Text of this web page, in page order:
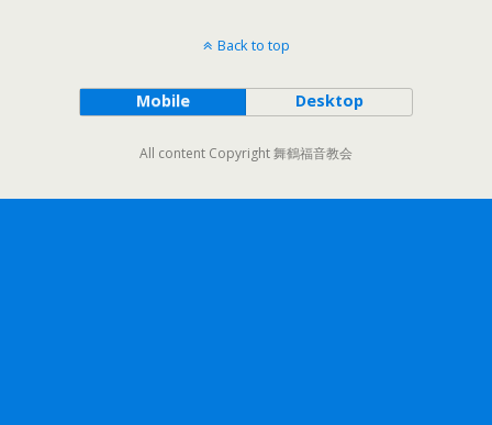
Back to top
Mobile Desktop
All content Copyright 舞鶴福音教会